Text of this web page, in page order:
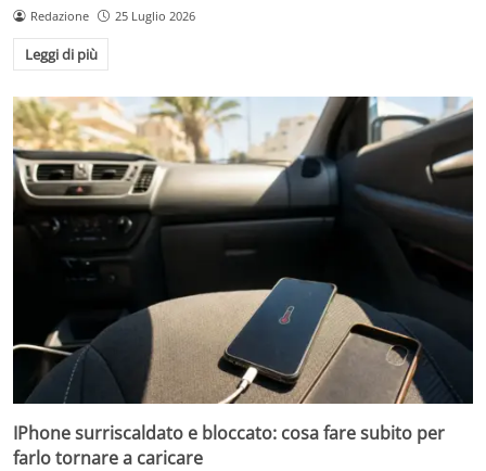
Redazione 25 Luglio 2026
Leggi di più
IPhone surriscaldato e bloccato: cosa fare subito per
farlo tornare a caricare